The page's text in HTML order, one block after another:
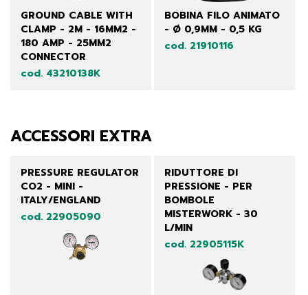
GROUND CABLE WITH
CLAMP - 2M - 16MM2 -
180 AMP - 25MM2
CONNECTOR
cod. 43210138K
BOBINA FILO ANIMATO
- Ø 0,9MM - 0,5 KG
cod. 21910116
ACCESSORI EXTRA
PRESSURE REGULATOR
CO2 - MINI -
ITALY/ENGLAND
cod. 22905090
RIDUTTORE DI
PRESSIONE - PER
BOMBOLE
MISTERWORK - 30
L/MIN
cod. 22905115K